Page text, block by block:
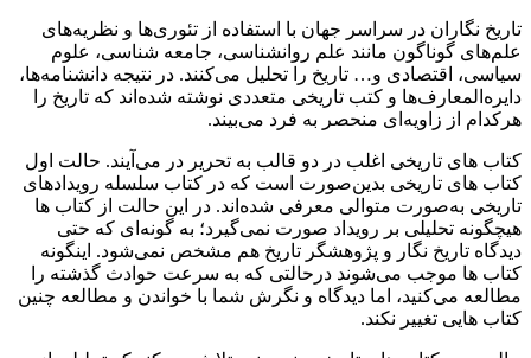
تاریخ نگاران در سراسر جهان با استفاده از تئوری‌ها و نظریه‌های
علم‌های گوناگون مانند علم روانشناسی، جامعه شناسی، علوم
سیاسی، اقتصادی و… تاریخ را تحلیل می‌کنند. در نتیجه دانشنامه‌ها،
دایره‌المعارف‌ها و کتب تاریخی متعددی نوشته شده‌اند که تاریخ را
هرکدام از زاویه‌ای منحصر به فرد می‌بیند.
کتاب های تاریخی اغلب در دو قالب به تحریر در می‌آیند. حالت اول
کتاب های تاریخی بدین‌صورت است که در کتاب سلسله رویدادهای
تاریخی به‌صورت متوالی معرفی شده‌اند. در این حالت از کتاب ها
هیچگونه تحلیلی بر رویداد صورت نمی‌گیرد؛ به گونه‌ای که حتی
دیدگاه تاریخ نگار و پژوهشگر تاریخ هم مشخص نمی‌شود. اینگونه
کتاب ها موجب می‌شوند درحالتی که به سرعت حوادث گذشته را
مطالعه می‌کنید، اما دیدگاه و نگرش شما با خواندن و مطالعه چنین
کتاب هایی تغییر نکند.